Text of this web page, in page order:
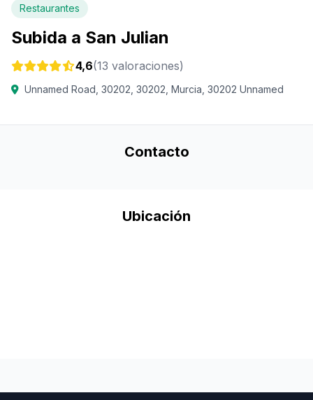
Restaurantes
Subida a San Julian
4,6(13 valoraciones)
Unnamed Road, 30202, 30202, Murcia, 30202 Unnamed
Contacto
Ubicación